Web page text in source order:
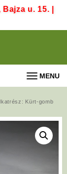
u. 15. |
MENU
Kürt-gomb